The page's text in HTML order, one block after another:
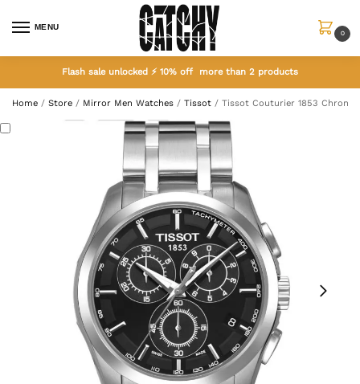
MENU
0
Flash sale unlocked ⚡ 10% off more than 2 products
Home / Store / Mirror Men Watches / Tissot / Tissot Couturier 1853